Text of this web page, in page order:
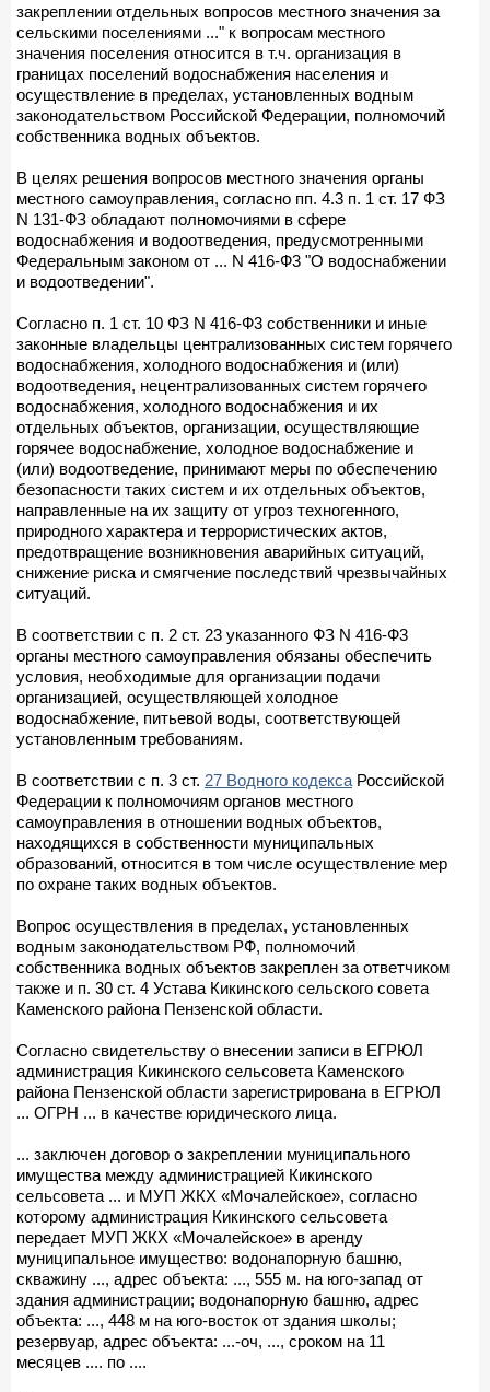
закреплении отдельных вопросов местного значения за
сельскими поселениями ..." к вопросам местного
значения поселения относится в т.ч. организация в
границах поселений водоснабжения населения и
осуществление в пределах, установленных водным
законодательством Российской Федерации, полномочий
собственника водных объектов.
В целях решения вопросов местного значения органы
местного самоуправления, согласно пп. 4.3 п. 1 ст. 17 ФЗ
N 131-ФЗ обладают полномочиями в сфере
водоснабжения и водоотведения, предусмотренными
Федеральным законом от ... N 416-Ф3 "О водоснабжении
и водоотведении".
Согласно п. 1 ст. 10 ФЗ N 416-Ф3 собственники и иные
законные владельцы централизованных систем горячего
водоснабжения, холодного водоснабжения и (или)
водоотведения, нецентрализованных систем горячего
водоснабжения, холодного водоснабжения и их
отдельных объектов, организации, осуществляющие
горячее водоснабжение, холодное водоснабжение и
(или) водоотведение, принимают меры по обеспечению
безопасности таких систем и их отдельных объектов,
направленные на их защиту от угроз техногенного,
природного характера и террористических актов,
предотвращение возникновения аварийных ситуаций,
снижение риска и смягчение последствий чрезвычайных
ситуаций.
В соответствии с п. 2 ст. 23 указанного ФЗ N 416-Ф3
органы местного самоуправления обязаны обеспечить
условия, необходимые для организации подачи
организацией, осуществляющей холодное
водоснабжение, питьевой воды, соответствующей
установленным требованиям.
В соответствии с п. 3 ст. 27 Водного кодекса Российской
Федерации к полномочиям органов местного
самоуправления в отношении водных объектов,
находящихся в собственности муниципальных
образований, относится в том числе осуществление мер
по охране таких водных объектов.
Вопрос осуществления в пределах, установленных
водным законодательством РФ, полномочий
собственника водных объектов закреплен за ответчиком
также и п. 30 ст. 4 Устава Кикинского сельского совета
Каменского района Пензенской области.
Согласно свидетельству о внесении записи в ЕГРЮЛ
администрация Кикинского сельсовета Каменского
района Пензенской области зарегистрирована в ЕГРЮЛ
... ОГРН ... в качестве юридического лица.
... заключен договор о закреплении муниципального
имущества между администрацией Кикинского
сельсовета ... и МУП ЖКХ «Мочалейское», согласно
которому администрация Кикинского сельсовета
передает МУП ЖКХ «Мочалейское» в аренду
муниципальное имущество: водонапорную башню,
скважину ..., адрес объекта: ..., 555 м. на юго-запад от
здания администрации; водонапорную башню, адрес
объекта: ..., 448 м на юго-восток от здания школы;
резервуар, адрес объекта: ...-оч, ..., сроком на 11
месяцев .... по ....